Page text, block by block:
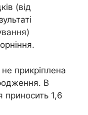
(від
прикріплена
В
приносить 1,6